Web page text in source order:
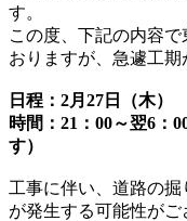
す。
この度、下記の内容
おりますが、急遽工期
日程：2月27日（木）
時間：21：00～翌6：
す）
工事に伴い、道路の
が発生する可能性がご